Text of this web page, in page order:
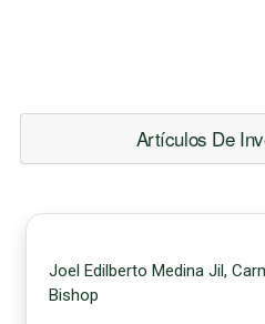
Artículos De
Joel Edilberto Medina Jil,
Bishop